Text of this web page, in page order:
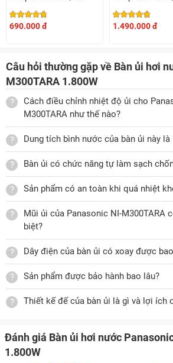
690.000 đ
1.490.000 đ
Câu hỏi thường gặp về Bàn ủi hơi
M300TARA 1.800W
Cách điều chỉnh nhiệt độ ủi cho
M300TARA như thế nào?
Dung tích bình nước của bàn ủi này là
Bàn ủi có chức năng tự làm sạch
Sản phẩm có an toàn khi quá nhiệt
Mũi ủi của Panasonic NI-M300TARA
biệt?
Dây điện của bàn ủi có xoay được
Sản phẩm được bảo hành bao lâu?
Thiết kế đế của bàn ủi là gì và lợi ích
Đánh giá Bàn ủi hơi nước
1.800W